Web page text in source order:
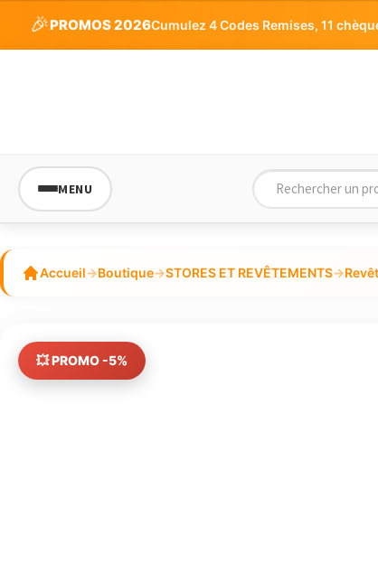
🎉PROMOS 2026Cumulez 4 Codes Remises, 11
MENU
Accueil→Boutique→STORES ET REVÊTEMENTS→
💥 PROMO -5%
était :
est :